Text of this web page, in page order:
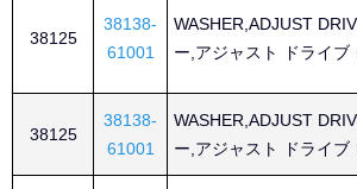
38125
38138-
61001
WASHER,ADJUST
ー,アジャスト ドライ
38125
38138-
61001
WASHER,ADJUST
ー,アジャスト ドライ